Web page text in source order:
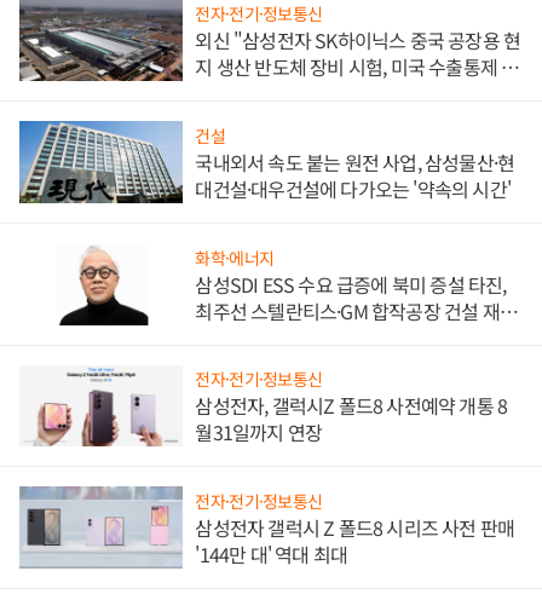
전자·전기·정보통신
외신 "삼성전자 SK하이닉스 중국 공장용 현
지 생산 반도체 장비 시험, 미국 수출통제 대
건설
국내외서 속도 붙는 원전 사업, 삼성물산·현
대건설·대우건설에 다가오는 '약속의 시간'
화학·에너지
삼성SDI ESS 수요 급증에 북미 증설 타진,
최주선 스텔란티스·GM 합작공장 건설 재추
전자·전기·정보통신
삼성전자, 갤럭시Z 폴드8 사전예약 개통 8
월31일까지 연장
전자·전기·정보통신
삼성전자 갤럭시 Z 폴드8 시리즈 사전 판매
'144만 대' 역대 최대